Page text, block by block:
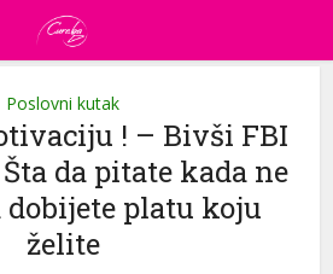
Poslovni kutak
! – Bivši FBI
da pitate kada ne
dobijete platu koju
želite